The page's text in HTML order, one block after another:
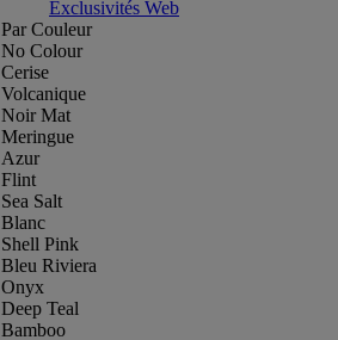
Exclusivités Web
Par Couleur
No Colour
Cerise
Volcanique
Noir Mat
Meringue
Azur
Flint
Sea Salt
Blanc
Shell Pink
Bleu Riviera
Onyx
Deep Teal
Bamboo